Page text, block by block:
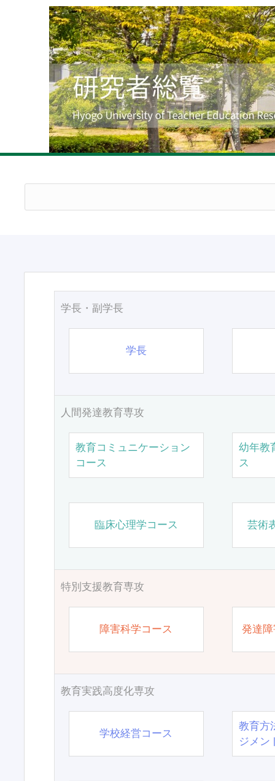
学長・副学長
学長
人間発達教育専攻
教育コミュニケーション
コース
幼年教
ス
臨床心理学コース 芸術
特別支援教育専攻
障害科学コース 発達
教育実践高度化専攻
学校経営コース
教育方
ジメン